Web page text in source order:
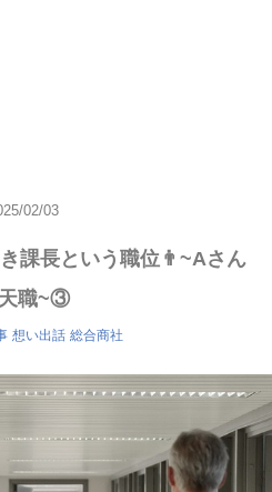
02/03
課長という職位👨~Aさん
職~③
想い出話 総合商社